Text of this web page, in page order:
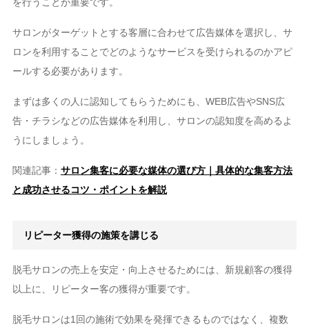
サロンがターゲットとする客層に合わせて広告媒体を選択し、サ
ロンを利用することでどのようなサービスを受けられるのかアピ
ールする必要があります。
まずは多くの人に認知してもらうためにも、WEB広告やSNS広
告・チラシなどの広告媒体を利用し、サロンの認知度を高めるよ
うにしましょう。
関連記事： サロン集客に必要な媒体の選び方｜具体的な集客方法
と成功させるコツ・ポイントを解説
リピーター獲得の施策を講じる
脱毛サロンの売上を安定・向上させるためには、新規顧客の獲得
以上に、リピーター客の獲得が重要です。
脱毛サロンは1回の施術で効果を発揮できるものではなく、複数